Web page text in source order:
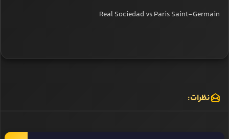
Real Sociedad vs Paris Saint-Germain
نظرات: